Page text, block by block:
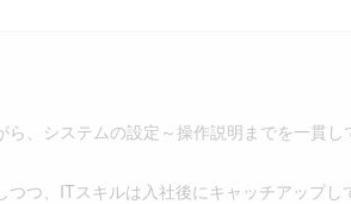
、システムの設定～操作説明までを一貫し
つ、ITスキルは入社後にキャッチアップし